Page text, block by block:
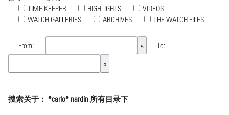
TIME.KEEPER
HIGHLIGHTS
VIDEOS
WATCH GALLERIES
ARCHIVES THE WATCH FILES
From: To:
搜索关于： *carlo* nardin 所有目录下